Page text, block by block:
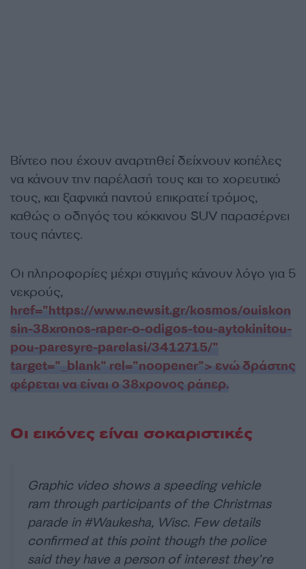
Βίντεο που έχουν αναρτηθεί δείχνουν κοπέλες
να κάνουν την παρέλασή τους και το χορευτικό
τους, και ξαφνικά παντού επικρατεί τρόμος,
καθώς ο οδηγός του κόκκινου SUV παρασέρνει
τους πάντες.
Οι πληροφορίες μέχρι στιγμής κάνουν λόγο για 5
νεκρούς,
href=”https://www.newsit.gr/kosmos/ouiskon
sin-38xronos-raper-o-odigos-tou-aytokinitou-
pou-paresyre-parelasi/3412715/”
target=”_blank” rel=”noopener”> ενώ δράστης
φέρεται να είναι ο 38χρονος ράπερ.
Οι εικόνες είναι σοκαριστικές
Graphic video shows a speeding vehicle
ram through participants of the Christmas
parade in #Waukesha, Wisc. Few details
confirmed at this point though the police
said they have a person of interest they’re